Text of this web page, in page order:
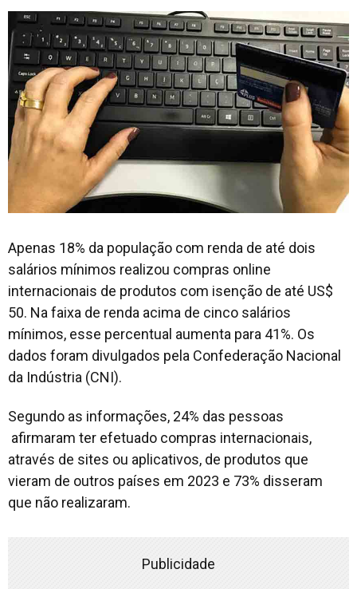
Apenas 18% da população com renda de até dois
salários mínimos realizou compras online
internacionais de produtos com isenção de até US$
50. Na faixa de renda acima de cinco salários
mínimos, esse percentual aumenta para 41%. Os
dados foram divulgados pela Confederação Nacional
da Indústria (CNI).
Segundo as informações, 24% das pessoas
afirmaram ter efetuado compras internacionais,
através de sites ou aplicativos, de produtos que
vieram de outros países em 2023 e 73% disseram
que não realizaram.
Publicidade